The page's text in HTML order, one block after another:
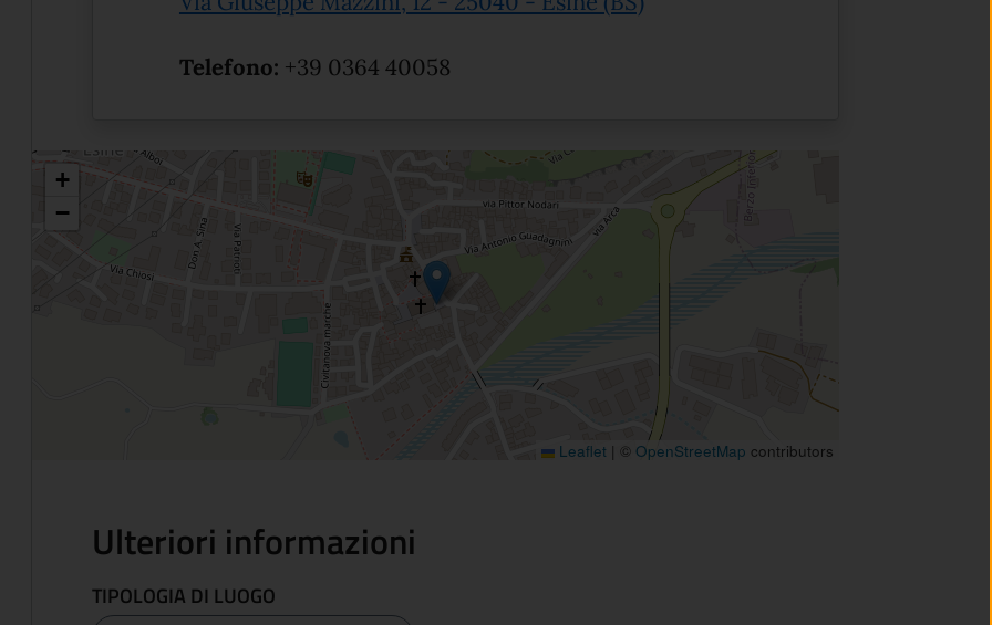
Telefono: +39 0364 40058
+
−
Leaflet | © OpenStreetMap contributors
Ulteriori informazioni
TIPOLOGIA DI LUOGO